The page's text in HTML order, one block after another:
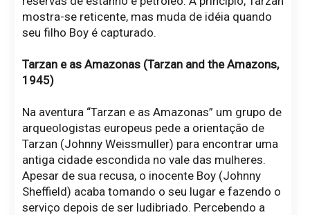
mostra-se reticente, mas muda de idéia quando
seu filho Boy é capturado.
Tarzan e as Amazonas (Tarzan and the Amazons,
1945)
Na aventura “Tarzan e as Amazonas” um grupo de
arqueologistas europeus pede a orientação de
Tarzan (Johnny Weissmuller) para encontrar uma
antiga cidade escondida no vale das mulheres.
Apesar de sua recusa, o inocente Boy (Johnny
Sheffield) acaba tomando o seu lugar e fazendo o
serviço depois de ser ludibriado. Percebendo a